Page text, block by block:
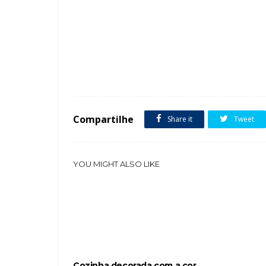
Compartilhe Share it Tweet
YOU MIGHT ALSO LIKE